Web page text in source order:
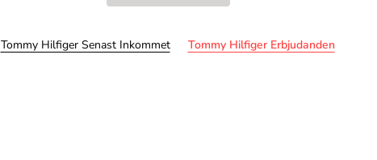
Tommy Hilfiger Senast Inkommet Tommy Hilfiger Erbjudanden